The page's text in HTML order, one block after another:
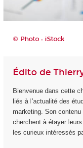
© Photo : iStock
Édito de
Bienvenue dans cette
liés à l’actualité des
marketing. Son
cherchent à étayer
les curieux intéressés